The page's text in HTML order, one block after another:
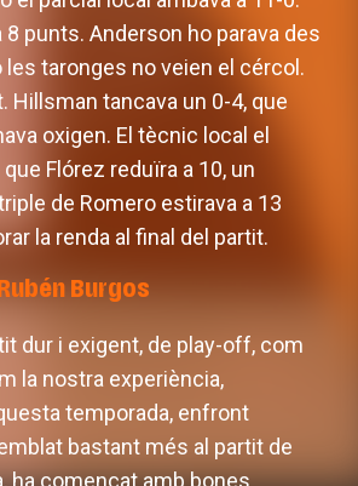
8 punts. Anderson ho parava des
les taronges no veien el cércol.
Hillsman tancava un 0-4, que
oxigen. El tècnic local el
Flórez reduïra a 10, un
de Romero estirava a 13
la renda al final del partit.
Burgos
dur i exigent, de play-off, com
la nostra experiència,
temporada, enfront
bastant més al partit de